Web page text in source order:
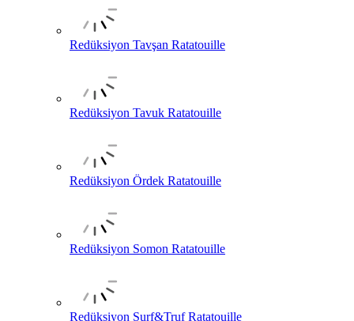
Redüksiyon Tavşan Ratatouille
Redüksiyon Tavuk Ratatouille
Redüksiyon Ördek Ratatouille
Redüksiyon Somon Ratatouille
Redüksiyon Surf&Truf Ratatouille